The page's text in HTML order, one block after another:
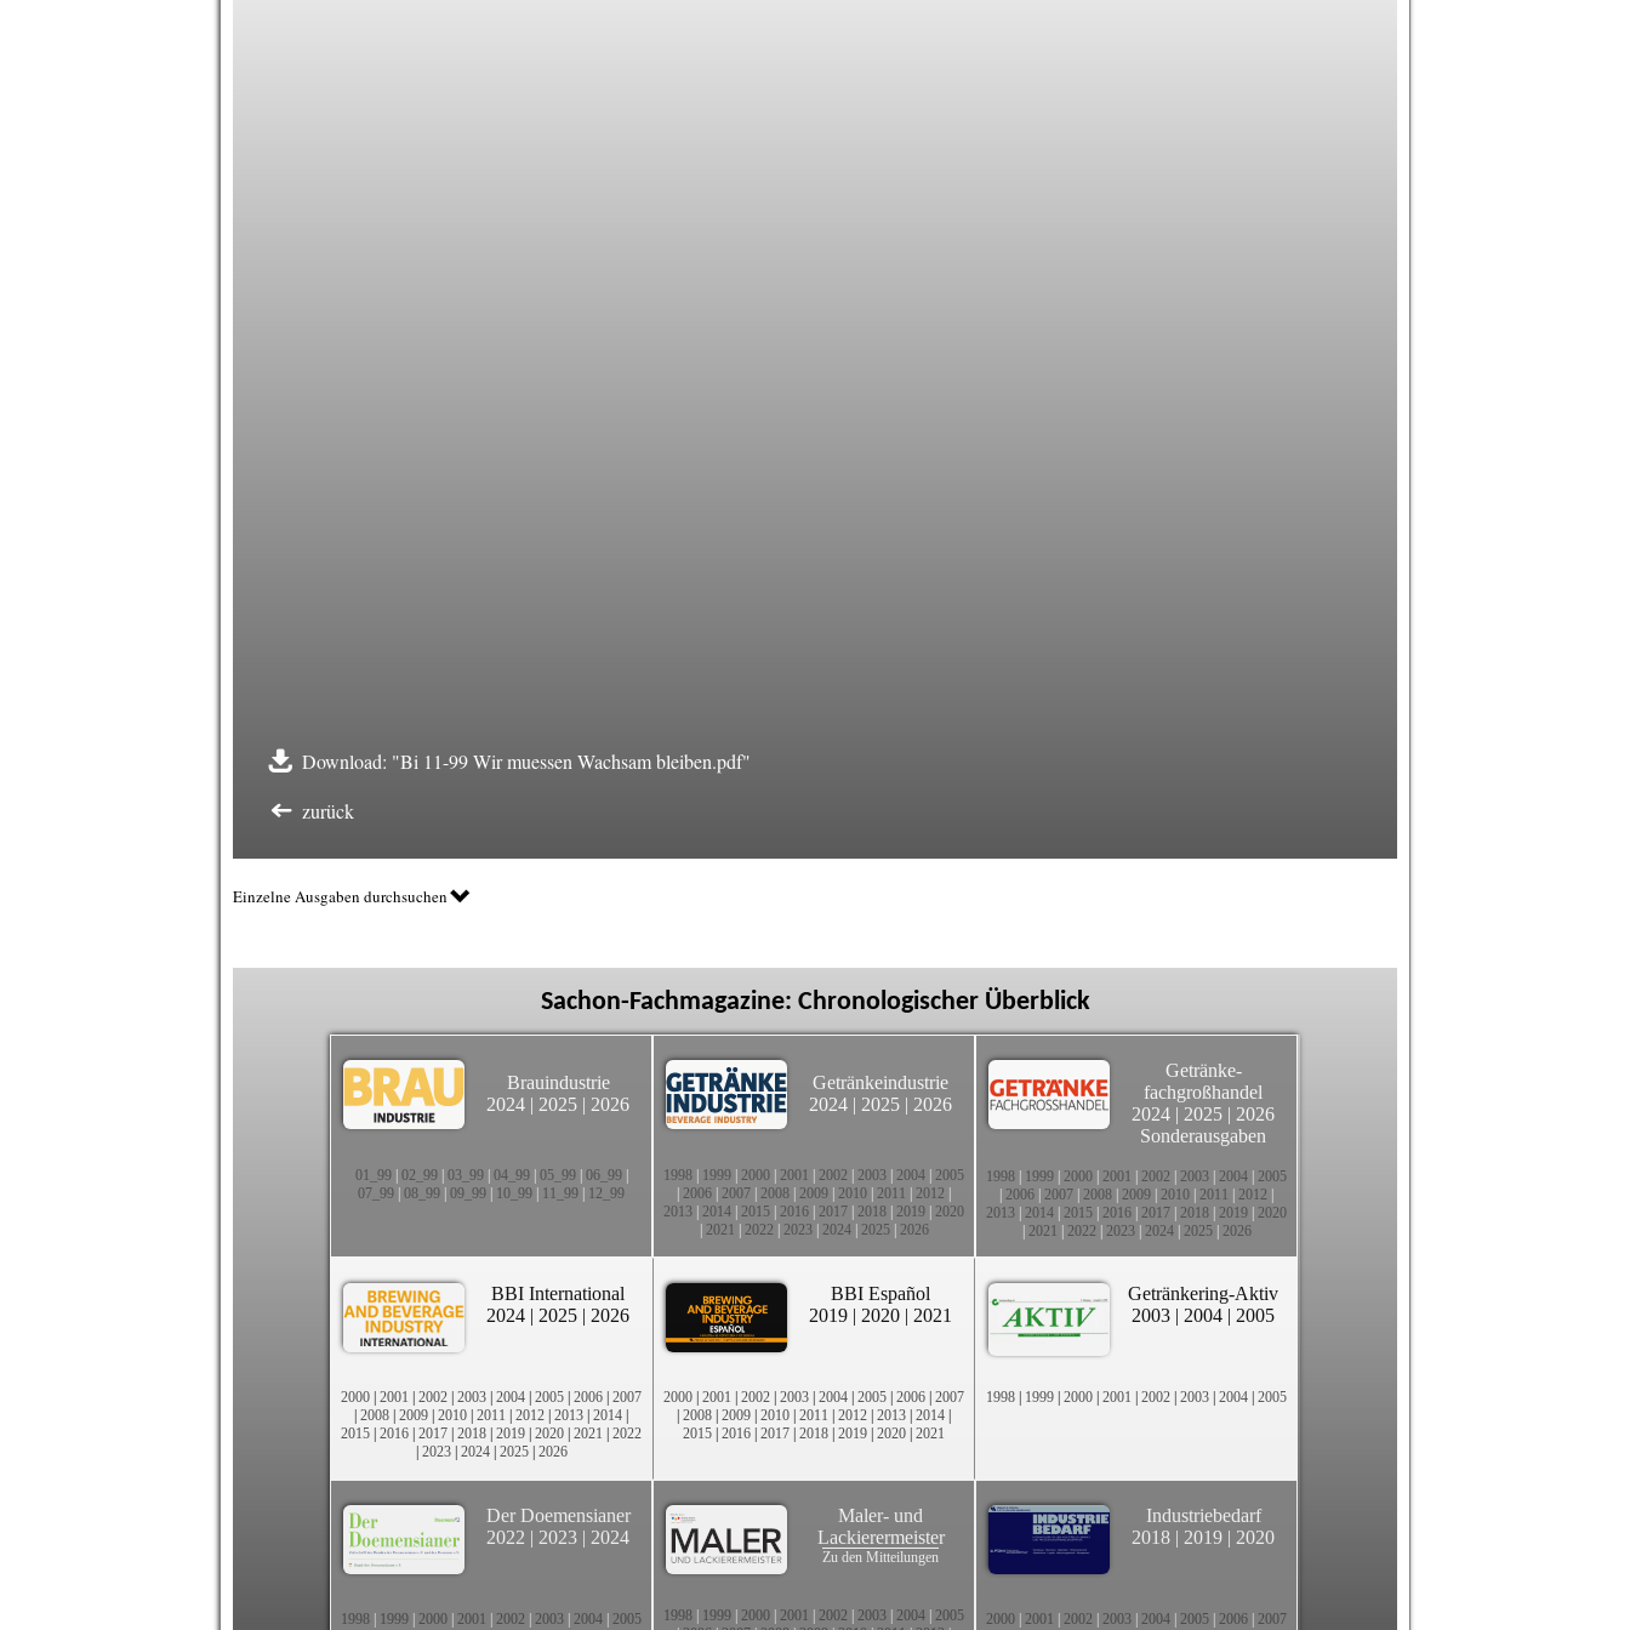
Download: "Bi 11-99 Wir muessen Wachsam bleiben.pdf"
zurück
Einzelne Ausgaben durchsuchen
Sachon-Fachmagazine: Chronologischer Überblick
Brauindustrie
2024 | 2025 | 2026
01_99| 02_99| 03_99| 04_99| 05_99| 06_99|
07_99 08_99 09_99 10_99 11_99 12_99
Getränkeindustrie
2024 | 2025 | 2026
1998 1999 2000 2001 2002 2003 2004 2005
2006 2007 2008 2009 2010 2011 2012
2013 2014 2015 2016 2017 2018 2019 2020
2021 2022 2023| 2024| 2025| 2026
Getränke-
fachgroßhandel
2024 | 2025 | 2026
Sonderausgaben
1998 1999 2000 2001 2002 2003 2004 2005
2006 2007 2008 2009 2010 2011 2012
2013 2014 2015 2016 2017 2018 2019 2020
2021 2022 2023| 2024| 2025| 2026
BBI International
2024 | 2025 | 2026
2000 | 2001 | 2002 | 2003 | 2004 | 2005 | 2006 | 2007
| 2008 | 2009 | 2010 | 2011 | 2012 | 2013 | 2014 |
2015 | 2016 | 2017 | 2018 | 2019 | 2020 | 2021 | 2022
| 2023| 2024| 2025| 2026
BBI Español
2019 | 2020 | 2021
2000 | 2001 | 2002 | 2003 | 2004 | 2005 | 2006 | 2007
| 2008 | 2009 | 2010 | 2011 | 2012 | 2013 | 2014 |
2015 | 2016 | 2017 | 2018 | 2019 | 2020 | 2021
Getränkering-Aktiv
2003 | 2004 | 2005
1998 | 1999 | 2000 | 2001 | 2002 | 2003 | 2004 | 2005
Der Doemensianer
2022 | 2023 | 2024
1998 1999 2000 2001 2002 2003 2004 2005
Maler- und
Lackierermeister
Zu den Mitteilungen
1998 1999 2000 2001 2002 2003 2004 2005
Industriebedarf
2018 | 2019 | 2020
2000 2001 2002 2003 2004 2005 2006 2007